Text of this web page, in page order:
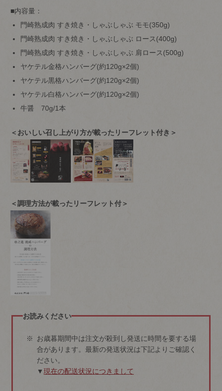
■内容量：
門崎熟成肉 すき焼き・しゃぶしゃぶ モモ(350g)
門崎熟成肉 すき焼き・しゃぶしゃぶ ロース(400g)
門崎熟成肉 すき焼き・しゃぶしゃぶ 肩ロース(500g)
ヤケテル金格ハンバーグ(約120g×2個)
ヤケテル黒格ハンバーグ(約120g×2個)
ヤケテル白格ハンバーグ(約120g×2個)
牛醤 70g/1本
＜おいしい召し上がり方が載ったリーフレット付き＞
＜調理方法が載ったリーフレット付＞
お読みください
お歳暮期間中は注文が殺到し発送に時間を要する場
合があります。最新の発送状況は下記よりご確認く
ださい。
▼現在の配送状況につきまして